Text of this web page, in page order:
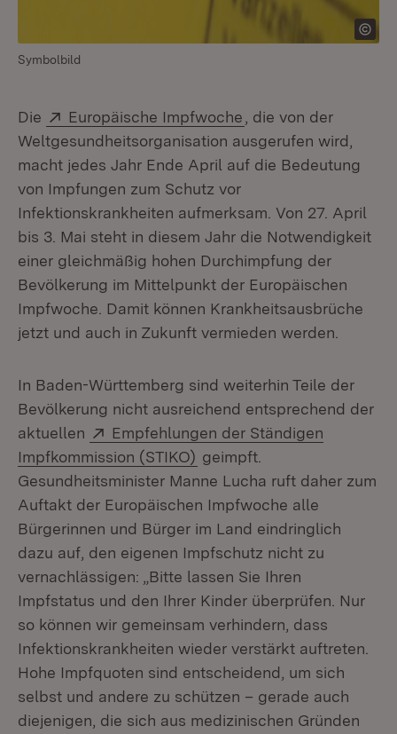
Symbolbild
Die Extern:
Europäische Impfwoche (Öffnet in neuem
, die von der
Weltgesundheitsorganisation ausgerufen wird,
macht jedes Jahr Ende April auf die Bedeutung
von Impfungen zum Schutz vor
Infektionskrankheiten aufmerksam. Von 27. April
bis 3. Mai steht in diesem Jahr die Notwendigkeit
einer gleichmäßig hohen Durchimpfung der
Bevölkerung im Mittelpunkt der Europäischen
Impfwoche. Damit können Krankheitsausbrüche
jetzt und auch in Zukunft vermieden werden.
In Baden-Württemberg sind weiterhin Teile der
Bevölkerung nicht ausreichend entsprechend der
aktuellen
Extern:
Empfehlungen der Ständigen
Impfkommission (STIKO) (Öffnet in neuem Fenster)
geimpft.
Gesundheitsminister Manne Lucha ruft daher zum
Auftakt der Europäischen Impfwoche alle
Bürgerinnen und Bürger im Land eindringlich
dazu auf, den eigenen Impfschutz nicht zu
vernachlässigen: „Bitte lassen Sie Ihren
Impfstatus und den Ihrer Kinder überprüfen. Nur
so können wir gemeinsam verhindern, dass
Infektionskrankheiten wieder verstärkt auftreten.
Hohe Impfquoten sind entscheidend, um sich
selbst und andere zu schützen – gerade auch
diejenigen, die sich aus medizinischen Gründen